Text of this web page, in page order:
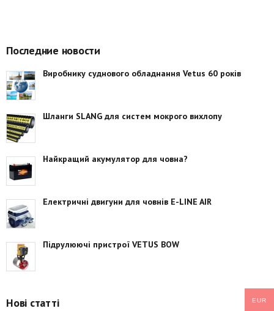
Последние новости
Виробнику суднового обладнання Vetus 60 років
Шланги SLANG для систем мокрого вихлопу
Найкращий акумулятор для човна?
Електричні двигуни для човнів E-LINE AIR
Підрулюючі пристрої VETUS BOW
Нові статті EUR